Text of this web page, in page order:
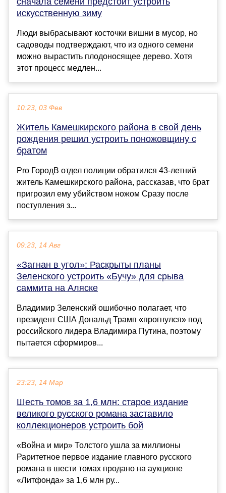
искусственную зиму
Люди выбрасывают косточки вишни в мусор, но
садоводы подтверждают, что из одного семени
можно вырастить плодоносящее дерево. Хотя
этот процесс медлен...
10:23, 03 Фев
Житель Камешкирского района в свой день
рождения решил устроить поножовщину с
братом
Pro ГородВ отдел полиции обратился 43-летний
житель Камешкирского района, рассказав, что брат
пригрозил ему убийством ножом Сразу после
поступления з...
09:23, 14 Авг
«Загнан в угол»: Раскрыты планы
Зеленского устроить «Бучу» для срыва
саммита на Аляске
Владимир Зеленский ошибочно полагает, что
президент США Дональд Трамп «прогнулся» под
российского лидера Владимира Путина, поэтому
пытается сформиров...
23:23, 14 Мар
Шесть томов за 1,6 млн: старое издание
великого русского романа заставило
коллекционеров устроить бой
«Война и мир» Толстого ушла за миллионы
Раритетное первое издание главного русского
романа в шести томах продано на аукционе
«Литфонда» за 1,6 млн ру...